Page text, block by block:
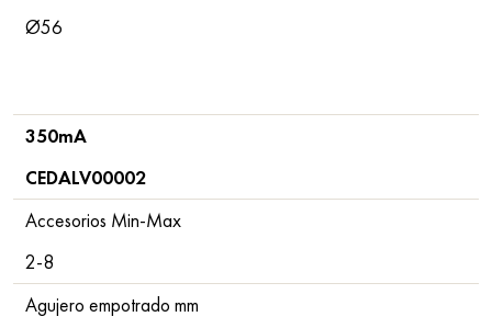
Ø56
350mA
CEDALV00002
Accesorios Min-Max
2-8
Agujero empotrado mm